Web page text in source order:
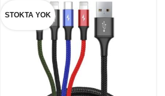
STOKTA YOK